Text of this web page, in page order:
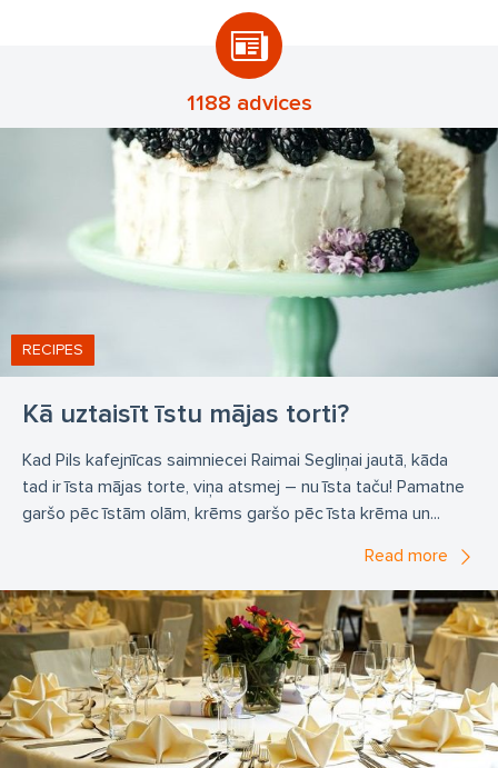
pusdienu piedāvājums
bankets izbraukumos
banketu apkalpošana
bankets uz mājām
bankets 10 cilvēkiem
banketu ēdināšana
banketu iespējas
kūkas
kūkas bērniem
kūkas ar vārīto krēmu
kūkas cipari
kūkas dzimšanas dienā
kūkas izlaidumam
svētki
dzimšanas diena
Ziemassvētku galds
Banketi Tukums
banketu apkalpošana Tukuma novads
Galdu klāšana viesībām
Pils kafejnīca
pils kafejnīca Tukums novads
ēdienkarte
pils kafejnīca Slampē ēdienkarte
biznesa pusdienas Pils kafejnīca
kafejnīca pils Tukumā
nometnes Slampē
pils kafejnīca ēdienkarte
pils kafejnīca
lielas porcijas
Gardi paēst Tukums
gardi paēst Tukuma novads
1188 advices
Kā uztaisīt īstu mājas torti?
RECIPES
Kad Pils kafejnīcas saimniecei Raimai Segliņai jautā, kāda
tad ir īsta mājas torte, viņa atsmej – nu īsta taču! Pamatne
garšo pēc īstām olām, krēms garšo pēc īsta krēma un...
Read more